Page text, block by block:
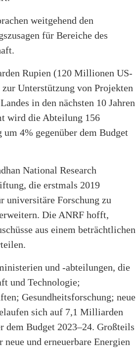
weitgehend den
für Bereiche des
Rupien (120 Millionen US-
Unterstützung von Projekten
in den nächsten 10 Jahren
wird die Abteilung 156
4% gegenüber dem Budget
National Research
die erstmals 2019
universitäre Forschung zu
Die ANRF hofft,
aus einem beträchtlichen
und -abteilungen, die
und Technologie;
Gesundheitsforschung; neue
sich auf 7,1 Milliarden
dem Budget 2023–24. Großteils
und erneuerbare Energien